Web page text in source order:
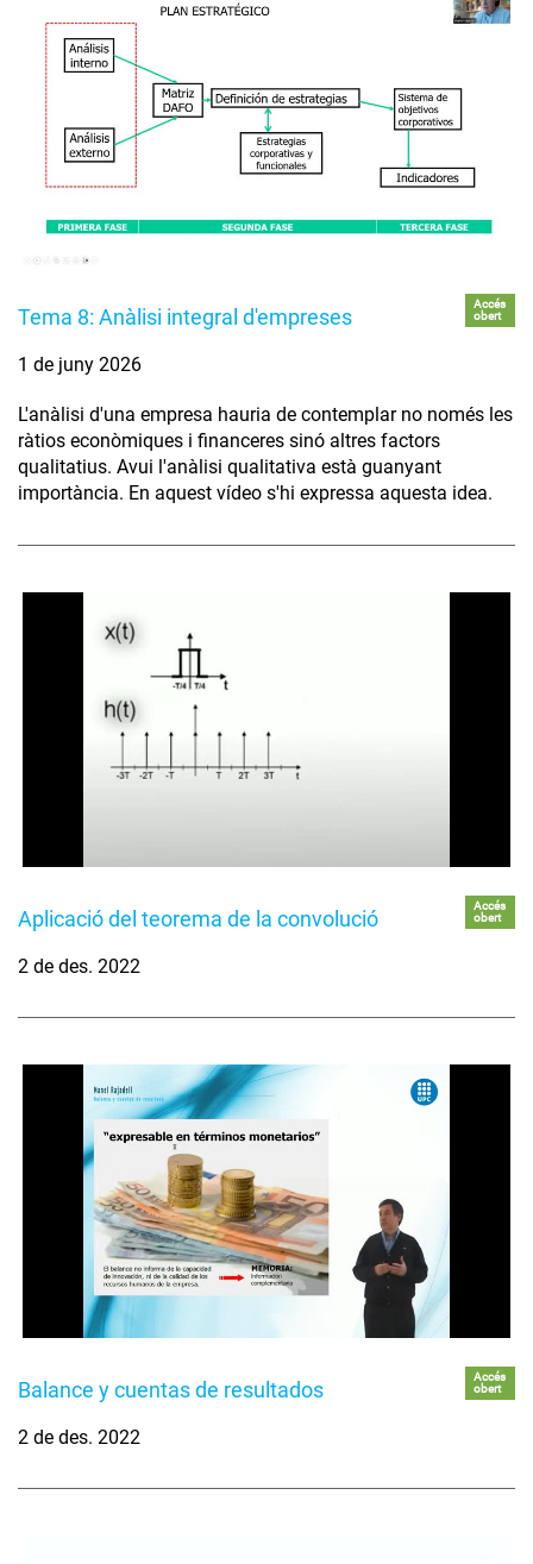
Tema 8: Anàlisi integral d'empreses
Accés
obert
1 de juny 2026
L'anàlisi d'una empresa hauria de contemplar no només les
ràtios econòmiques i financeres sinó altres factors
qualitatius. Avui l'anàlisi qualitativa està guanyant
importància. En aquest vídeo s'hi expressa aquesta idea.
Aplicació del teorema de la convolució
Accés
obert
2 de des. 2022
Balance y cuentas de resultados
Accés
obert
2 de des. 2022